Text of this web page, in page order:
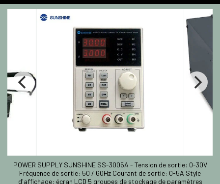
POWER SUPPLY SUNSHINE SS-3005A - Tension de sortie: 0-30V
Fréquence de sortie: 50 / 60Hz Courant de sortie: 0-5A Style
d'affichage: écran LCD 5 groupes de stockage de paramètres